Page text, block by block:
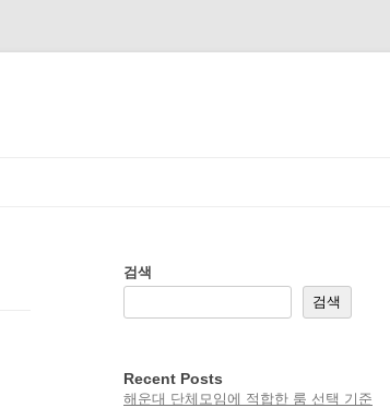
검색
검색
Recent Posts
해운대 단체모임에 적합한 룸 선택 기준